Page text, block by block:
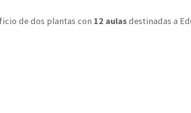
de dos plantas con 12 aulas destinadas a